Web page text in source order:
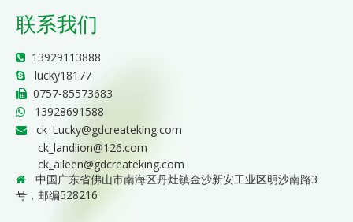
联系我们
 13929113888
 lucky18177
 0757-85573683
 13928691588

ck_Lucky@gdcreateking.com
ck_landlion@126.com
ck_aileen@gdcreateking.com

中国广东省佛山市南海区丹灶镇金沙新安工业区明沙南路3
号，邮编528216